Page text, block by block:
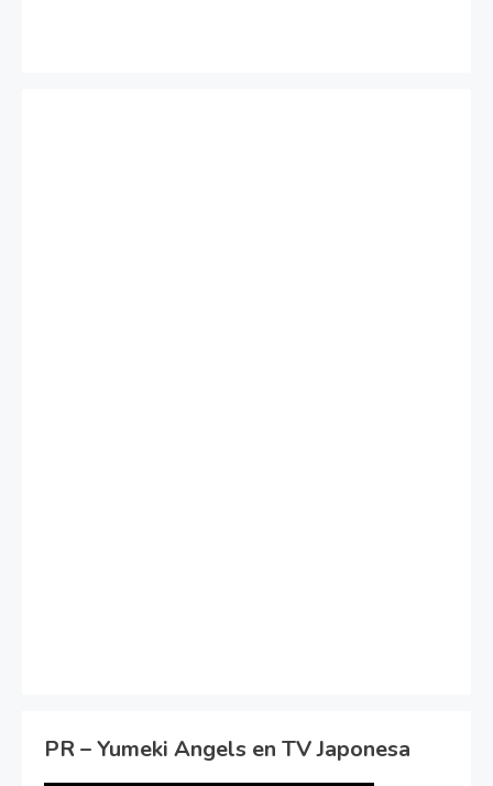
PR – Yumeki Angels en TV Japonesa